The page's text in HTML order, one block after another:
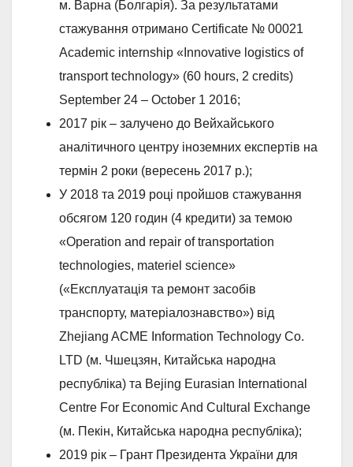
м. Варна (Болгарія). За результатами
стажування отримано Certificate № 00021
Academic internship «Innovative logistics of
transport technology» (60 hours, 2 credits)
September 24 – October 1 2016;
2017 рік – залучено до Вейхайського
аналітичного центру іноземних експертів на
термін 2 роки (вересень 2017 р.);
У 2018 та 2019 році пройшов стажування
обсягом 120 годин (4 кредити) за темою
«Operation and repair of transportation
technologies, materiel science»
(«Експлуатація та ремонт засобів
транспорту, матеріалознавство») від
Zhejiang ACME Information Technology Co.
LTD (м. Чшецзян, Китайська народна
республіка) та Bejing Eurasian International
Centre For Economic And Cultural Exchange
(м. Пекін, Китайська народна республіка);
2019 рік – Грант Президента України для